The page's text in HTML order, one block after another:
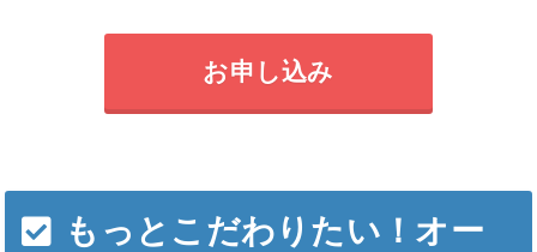
お申し込み
もっとこだわりたい！オー